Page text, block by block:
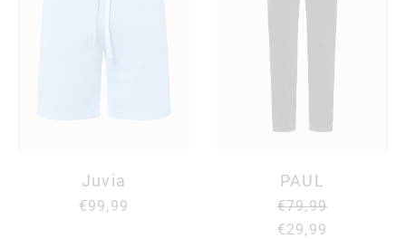
Juvia
€99,99
PAUL
€79,99
€29,99